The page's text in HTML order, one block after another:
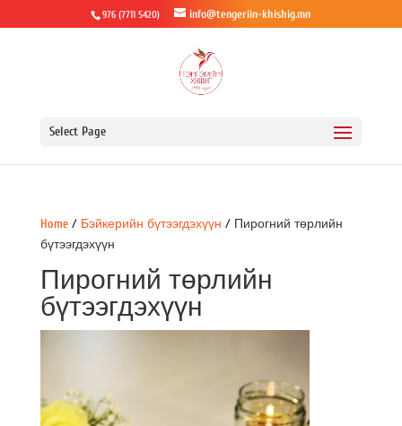
976 (7711 5420) info@tengeriin-khishig.mn
Select Page
Home/ Бэйкерийн бүтээгдэхүүн / Пирогний төрлийн
бүтээгдэхүүн
Пирогний төрлийн
бүтээгдэхүүн